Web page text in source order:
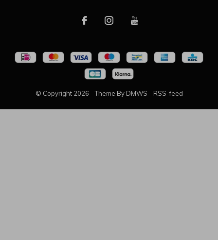
© Copyright 2026 - Theme By DMWS - RSS-feed